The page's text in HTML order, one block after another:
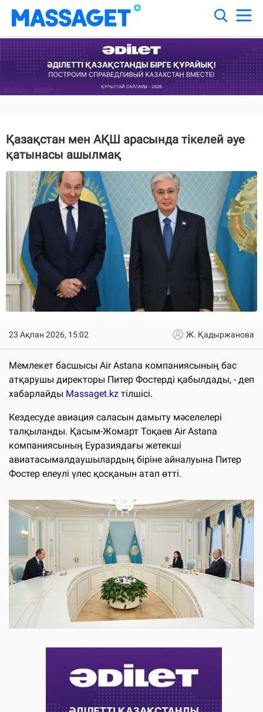
Қазақстан мен АҚШ арасында тікелей әуе
қатынасы ашылмақ
23 Ақпан 2026, 15:02 Ж. Қадыржанова
Мемлекет басшысы Air Astana компаниясының бас
атқарушы директоры Питер Фостерді қабылдады, - деп
хабарлайды Massaget.kz тілшісі.
Кездесуде авиация саласын дамыту мәселелері
талқыланды. Қасым-Жомарт Тоқаев Air Astana
компаниясының Еуразиядағы жетекші
авиатасымалдаушылардың біріне айналуына Питер
Фостер елеулі үлес қосқанын атап өтті.